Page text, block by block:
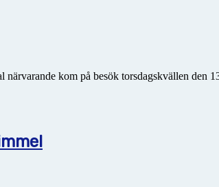
kom på besök torsdagskvällen den